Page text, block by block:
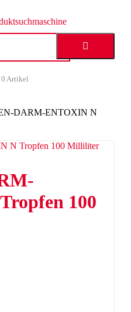
0 Artikel
DARM-ENTOXIN N
100